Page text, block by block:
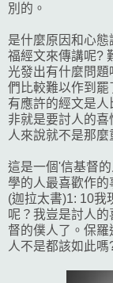
別的。
是什麼原因和心
福經文來傳講呢?
光發出有什麼問
們比較難以作到
有應許的經文是
非就是要討人的
人來說就不是那麼
這是一個'信基督
學的人最喜歡作的
(迦拉太書)1: 10我
呢？我豈是討人
督的僕人了。保
人不是都該如此嗎